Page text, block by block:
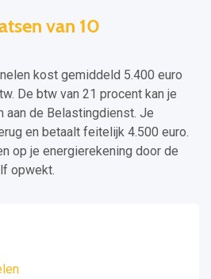
van 10
kost gemiddeld 5.400 euro
De btw van 21 procent kan je
aan de Belastingdienst. Je
en betaalt feitelijk 4.500 euro.
op je energierekening door de
opwekt.